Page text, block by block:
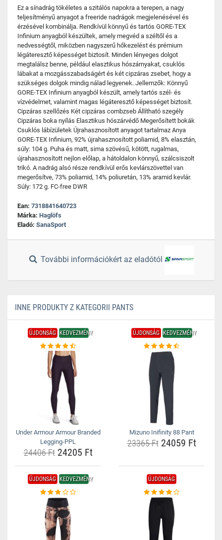
Ez a sínadrág tökéletes a szitálós napokra a terepen, a nagy
teljesítményű anyagot a freeride nadrágok megjelenésével és
érzésével kombinálja. Rendkívül könnyű és tartós GORE-TEX
Infinium anyagból készültek, amely megvéd a széltől és a
nedvességtől, miközben nagyszerű hőkezelést és prémium
légáteresztő képességet biztosít. Minden lényeges dolgot
megtalálsz benne, például elasztikus hószárnyakat, csuklós
lábakat a mozgásszabadságért és két cipzáras zsebet, hogy a
szükséges dolgok mindig nálad legyenek. Jellemzők: Könnyű
GORE-TEX Infinium anyagból készült, amely tartós szél- és
vízvédelmet, valamint magas légáteresztő képességet biztosít.
Cipzáras szellőzés Két cipzáras combzseb Állítható szegély
Cipzáras boka nyílás Elasztikus hószárvédő Megerősített bokák
Csuklós lábízületek Újrahasznosított anyagot tartalmaz Anya
GORE-TEX Infinium, 92% újrahasznosított poliamid, 8% elasztán,
súly: 104 g. Puha és matt, sima szövésű, kötött, rugalmas,
újrahasznosított nejlon előlap, a hátoldalon könnyű, szálcsiszolt
trikó. A nadrág alsó része rendkívül erős kevlárszövettel van
megerősítve, 73% poliamid, 14% poliuretán, 13% aramid kevlár.
Súly: 172 g. FC-free DWR
Ean: 7318841640723
Márka: Haglöfs
Eladó: SanaSport
További információkért az eladótól
INNE PRODUKTY Z KATEGORII PANTS
ÚJDONSÁG KEDVEZMÉNY
Under Armour Armour Branded
Legging-PPL
24406 Ft24205 Ft
ÚJDONSÁG KEDVEZMÉNY
Mizuno Inifinity 88 Pant
23365 Ft24059 Ft
ÚJDONSÁG KEDVEZMÉNY ÚJDONSÁG